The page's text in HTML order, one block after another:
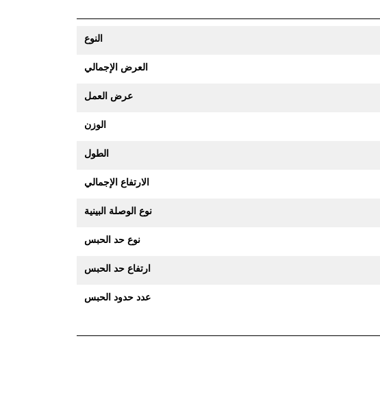
النوع
العرض الإجمالي
عرض العمل
الوزن
الطول
الارتفاع الإجمالي
نوع الوصلة البينية
نوع حد الحبس
ارتفاع حد الحبس
عدد حدود الحبس